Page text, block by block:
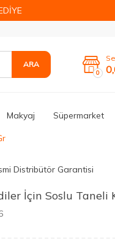
ARA
0
Makyaj Süpermarket
Distribütör Garantisi
İçin Soslu Taneli